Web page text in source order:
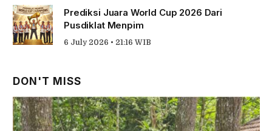
Prediksi Juara World Cup 2026 Dari
Pusdiklat Menpim
6 July 2026 • 21:16 WIB
DON'T MISS